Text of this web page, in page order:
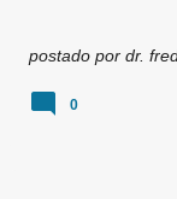
postado por dr.
0